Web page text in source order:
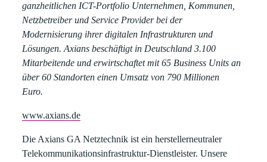
ganzheitlichen ICT-Portfolio Unternehmen, Kommunen,
Netzbetreiber und Service Provider bei der
Modernisierung ihrer digitalen Infrastrukturen und
Lösungen. Axians beschäftigt in Deutschland 3.100
Mitarbeitende und erwirtschaftet mit 65 Business Units an
über 60 Standorten einen Umsatz von 790 Millionen
Euro.
www.axians.de
Die Axians GA Netztechnik ist ein herstellerneutraler
Telekommunikationsinfrastruktur-Dienstleister. Unsere